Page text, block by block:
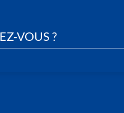
VOUS ?